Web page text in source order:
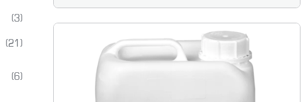
(3)
(21)
(6)